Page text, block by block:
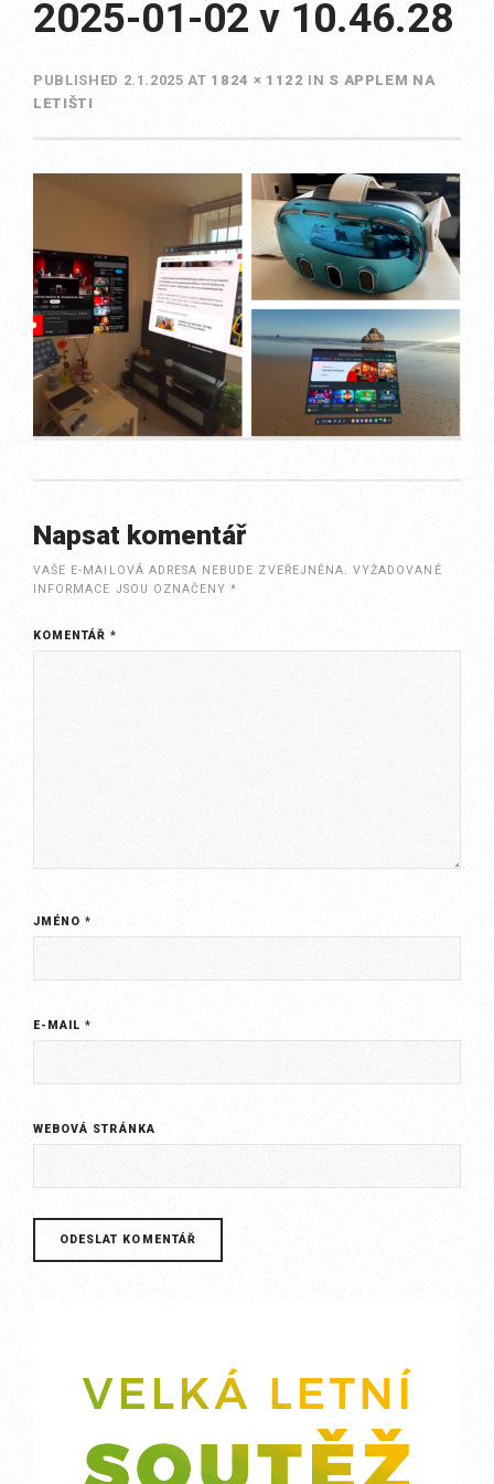
2025-01-02 v 10.46.28
PUBLISHED 2.1.2025 AT 1824 × 1122 IN S APPLEM NA
LETIŠTI
Napsat komentář
VAŠE E-MAILOVÁ ADRESA NEBUDE ZVEŘEJNĚNA. VYŽADOVANÉ
INFORMACE JSOU OZNAČENY*
KOMENTÁŘ*
JMÉNO*
E-MAIL*
WEBOVÁ STRÁNKA